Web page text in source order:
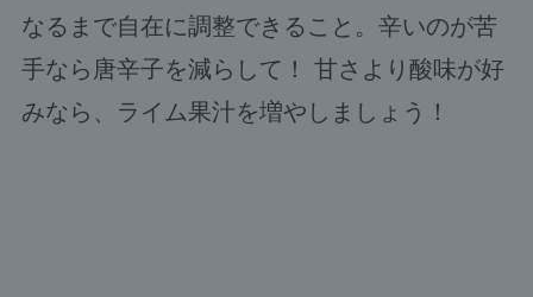
なるまで自在に調整できること。辛いのが苦
手なら唐辛子を減らして！ 甘さより酸味が好
みなら、ライム果汁を増やしましょう！